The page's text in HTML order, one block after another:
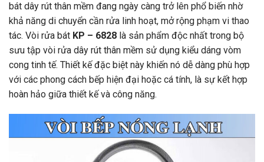
bát dây rút thân mềm đang ngày càng trở lên phổ biến nhờ
khả năng di chuyển cần rửa linh hoạt, mở rộng phạm vi thao
tác. Vòi rửa bát KP – 6828 là sản phẩm độc nhất trong bộ
sưu tập vòi rửa dây rút thân mềm sử dụng kiểu dáng vòm
cong tinh tế. Thiết kế đặc biệt này khiến nó dễ dàng phù hợp
với các phong cách bếp hiện đại hoặc cá tính, là sự kết hợp
hoàn hảo giữa thiết kế và công năng.